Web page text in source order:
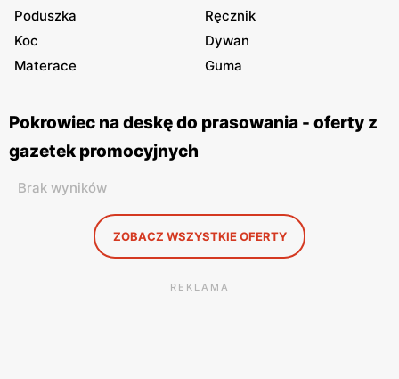
Poduszka
Ręcznik
Koc
Dywan
Materace
Guma
Pokrowiec na deskę do prasowania - oferty z
gazetek promocyjnych
Brak wyników
ZOBACZ WSZYSTKIE OFERTY
REKLAMA